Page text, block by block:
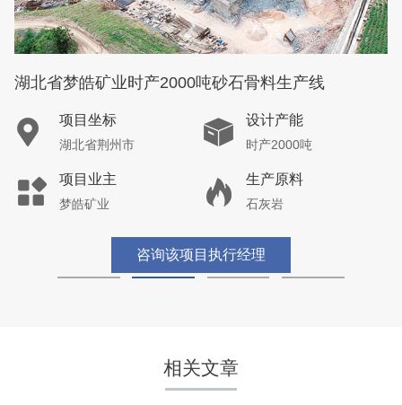
湖北省梦皓矿业时产2000吨砂石骨料生产线
项目坐标
湖北省荆州市
设计产能
时产2000吨
项目业主
梦皓矿业
生产原料
石灰岩
咨询该项目执行经理
相关文章